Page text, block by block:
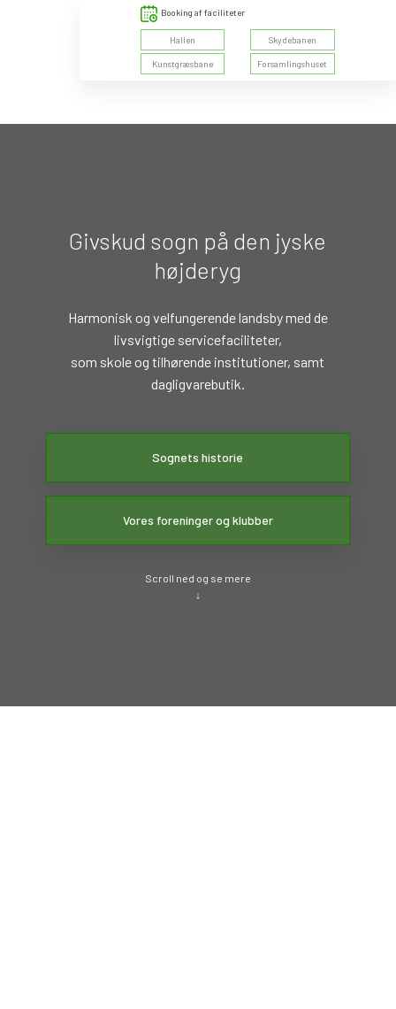
Booking af faciliteter
​Hallen Skydebanen
Kunstgræsbane Forsamlingshuset
Givskud sogn på den jyske
højderyg
Harmonisk og vel​fungerende landsby med de
livsvigtige servicefaciliteter,
​som skole og tilhørende institutioner, samt
dagligvarebutik.
Sognets historie
Vores foreninger og klubber
Scroll ned og se mere​
↓